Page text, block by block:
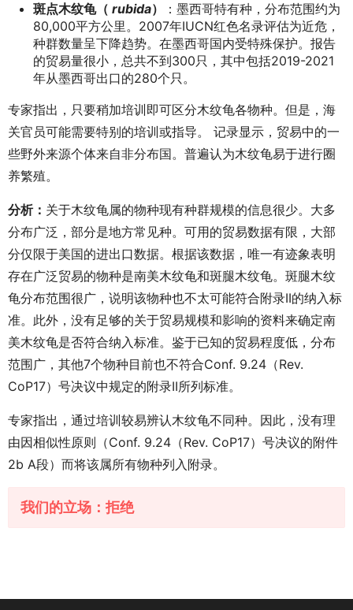
斑点木纹龟（ rubida）
：墨西哥特有种，分布范围约为
80,000平方公里。2007年IUCN红色名录评估为近危，
种群数量呈下降趋势。在墨西哥国内受特殊保护。报告
的贸易量很小，总共不到300只，其中包括2019-2021
年从墨西哥出口的280个只。
专家指出，只要稍加培训即可区分木纹龟各物种。但是，海
关官员可能需要特别的培训或指导。 记录显示，贸易中的一
些野外来源个体来自非分布国。普遍认为木纹龟易于进行圈
养繁殖。
分析： 关于木纹龟属的物种现有种群规模的信息很少。大多
分布广泛，部分是地方常见种。可用的贸易数据有限，大部
分仅限于美国的进出口数据。根据该数据，唯一有迹象表明
存在广泛贸易的物种是南美木纹龟和斑腿木纹龟。斑腿木纹
龟分布范围很广，说明该物种也不太可能符合附录II的纳入标
准。此外，没有足够的关于贸易规模和影响的资料来确定南
美木纹龟是否符合纳入标准。鉴于已知的贸易程度低，分布
范围广，其他7个物种目前也不符合Conf. 9.24（Rev.
CoP17）号决议中规定的附录II所列标准。
专家指出，通过培训较易辨认木纹龟不同种。因此，没有理
由因相似性原则（Conf. 9.24（Rev. CoP17）号决议的附件
2b A段）而将该属所有物种列入附录。
我们的立场：拒绝